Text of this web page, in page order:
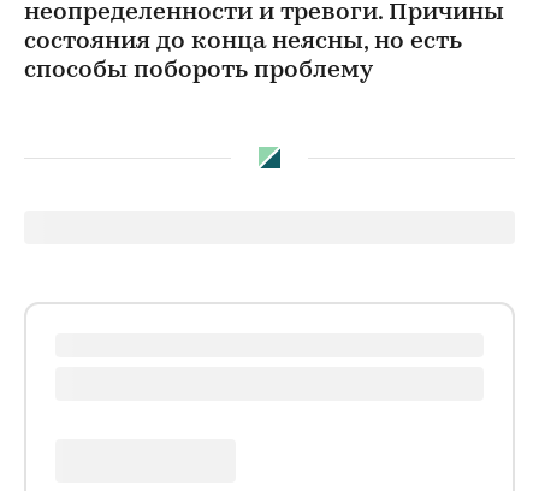
неопределенности и тревоги. Причины
состояния до конца неясны, но есть
способы побороть проблему